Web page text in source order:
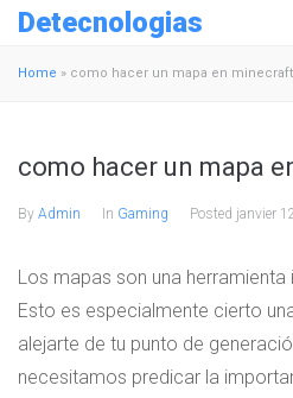
Detecnologias
Home » como hacer un mapa en minecraft
como hacer un mapa
By Admin In Gaming Posted janvier
Los mapas son una
Esto es especialmente cierto
alejarte de tu punto de
necesitamos predicar la